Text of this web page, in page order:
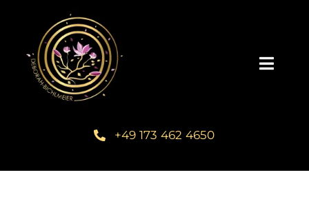
springen
+49 173 462 4650